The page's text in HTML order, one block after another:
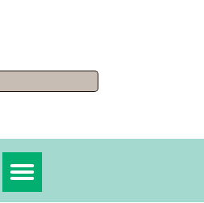
خروج از حساب کاربری